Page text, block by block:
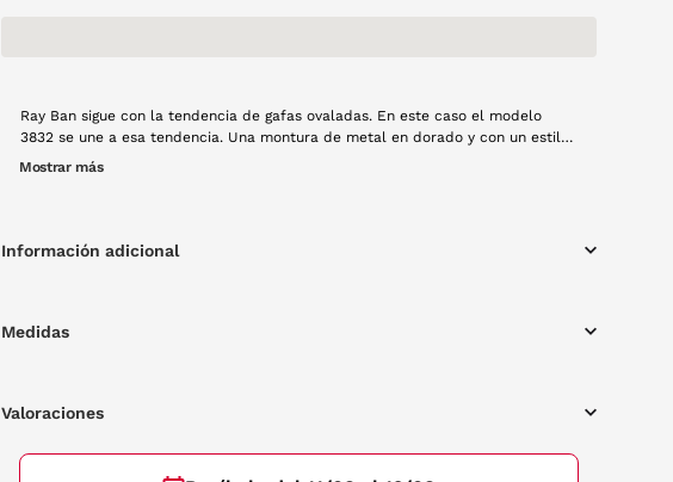
Ray Ban sigue con la tendencia de gafas ovaladas. En este caso el modelo
3832 se une a esa tendencia. Una montura de metal en dorado y con un estilo
vintage que no podrás dejar de mirar.
Mostrar más
Información adicional
Medidas
Valoraciones